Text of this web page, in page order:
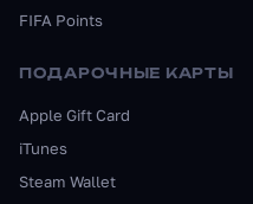
FIFA Points
ПОДАРОЧНЫЕ КАРТЫ
Apple Gift Card
iTunes
Steam Wallet